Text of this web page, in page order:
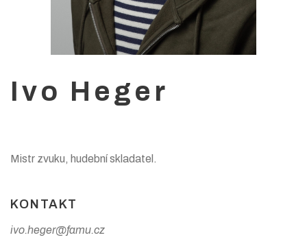
Ivo Heger
Mistr zvuku, hudební skladatel.
KONTAKT
ivo.heger@famu.cz